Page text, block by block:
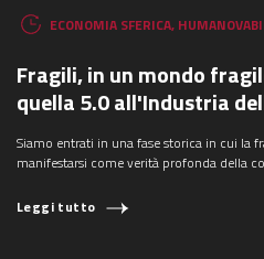
ECONOMIA SFERICA,
Fragili, in un mondo
quella 5.0 all'Industria
Siamo entrati in una fase storica in cui la
manifestarsi come verità profonda della
Leggi tutto